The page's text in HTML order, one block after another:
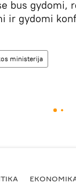
bus gydomi,
ir gydomi
ministerija